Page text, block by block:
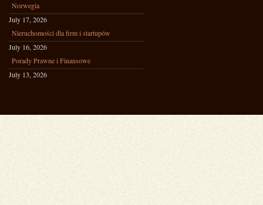
Norwegia
July 17, 2026
Nieruchomości dla firm i startupów
July 16, 2026
Porady Prawne i Finansowe
July 13, 2026